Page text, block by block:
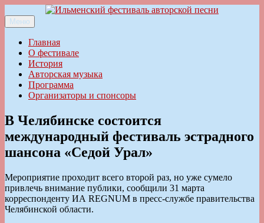
к
содержимому
Ильменский фестиваль авторской песни
Меню
Главная
О фестивале
История
Авторская музыка
Программа
Организаторы и спонсоры
В Челябинске состоится
международный фестиваль эстрадного
шансона «Седой Урал»
Мероприятие проходит всего второй раз, но уже сумело
привлечь внимание публики, сообщили 31 марта
корреспонденту ИА REGNUM в пресс-службе правительства
Челябинской области.